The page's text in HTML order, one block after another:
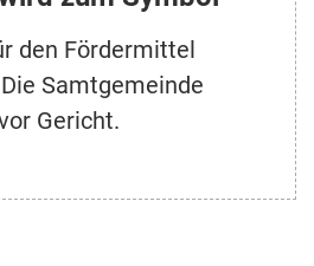
den Fördermittel
Samtgemeinde
Gericht.